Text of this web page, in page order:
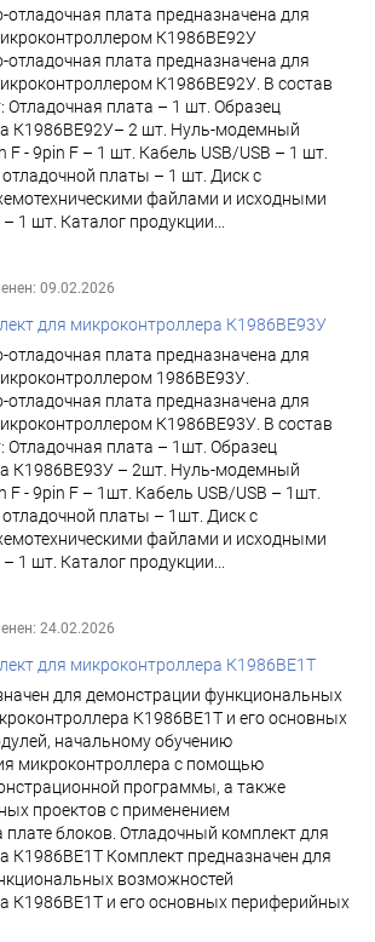
плата предназначена для
К1986ВЕ92У
плата предназначена для
К1986ВЕ92У. В состав
Отладочная плата – 1 шт. Образец
К1986ВЕ92У– 2 шт. Нуль-модемный
F - 9pin F – 1 шт. Кабель USB/USB – 1 шт.
платы – 1 шт. Диск с
файлами и исходными
1 шт. Каталог продукции...
09.02.2026
для микроконтроллера К1986ВЕ93У
плата предназначена для
1986ВЕ93У.
плата предназначена для
К1986ВЕ93У. В состав
Отладочная плата – 1шт. Образец
К1986ВЕ93У – 2шт. Нуль-модемный
F - 9pin F – 1шт. Кабель USB/USB – 1шт.
платы – 1шт. Диск с
файлами и исходными
1 шт. Каталог продукции...
24.02.2026
для микроконтроллера К1986ВЕ1Т
для демонстрации функциональных
К1986ВЕ1Т и его основных
начальному обучению
микроконтроллера с помощью
программы, а также
проектов с применением
блоков. Отладочный комплект для
К1986ВЕ1Т Комплект предназначен для
возможностей
К1986ВЕ1Т и его основных периферийных